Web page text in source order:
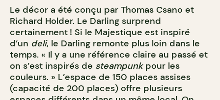
Le décor a été conçu par Thomas Csano et
Richard Holder. Le Darling surprend
certainement ! Si le Majestique est inspiré
d’un deli, le Darling remonte plus loin dans le
temps. « Il y a une référence claire au passé et
on s’est inspirés de steampunkpour les
couleurs. » L’espace de 150 places assises
(capacité de 200 places) offre plusieurs